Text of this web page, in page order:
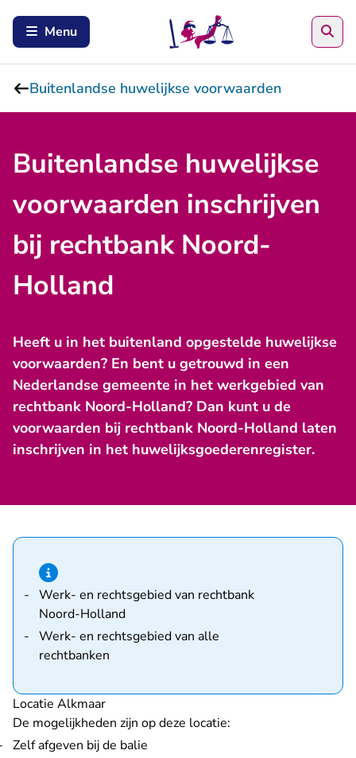
Menu
Buitenlandse huwelijkse voorwaarden
Buitenlandse huwelijkse
voorwaarden inschrijven
bij rechtbank Noord-
Holland
Heeft u in het buitenland opgestelde huwelijkse
voorwaarden? En bent u getrouwd in een
Nederlandse gemeente in het werkgebied van
rechtbank Noord-Holland? Dan kunt u de
voorwaarden bij rechtbank Noord-Holland laten
inschrijven in het huwelijksgoederenregister.
Hint van type informatie
Werk- en rechtsgebied van rechtbank
Noord-Holland
Werk- en rechtsgebied van alle
rechtbanken
Locatie Alkmaar
De mogelijkheden zijn op deze locatie:
Zelf afgeven bij de balie